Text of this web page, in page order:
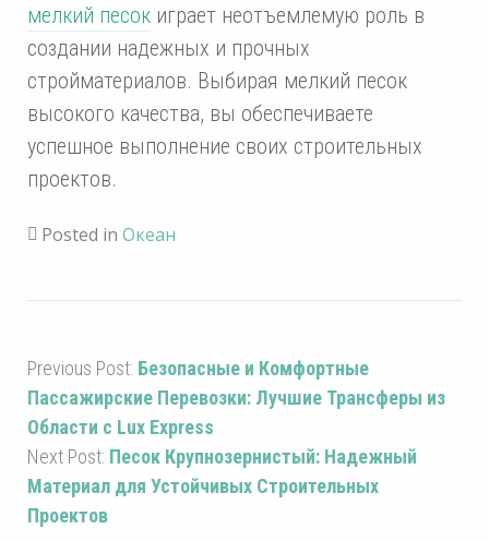
мелкий песок играет неотъемлемую роль в
создании надежных и прочных
стройматериалов. Выбирая мелкий песок
высокого качества, вы обеспечиваете
успешное выполнение своих строительных
проектов.
Posted in Океан
Previous Post: Безопасные и Комфортные
Пассажирские Перевозки: Лучшие Трансферы из
Области с Lux Express
Next Post: Песок Крупнозернистый: Надежный
Материал для Устойчивых Строительных
Проектов